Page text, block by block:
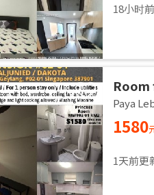
18小时
Room
Sept
Paya
1580
1天前更